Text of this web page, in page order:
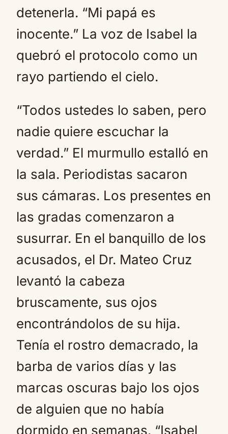
detenerla. “Mi papá es
inocente.” La voz de Isabel la
quebró el protocolo como un
rayo partiendo el cielo.
“Todos ustedes lo saben, pero
nadie quiere escuchar la
verdad.” El murmullo estalló en
la sala. Periodistas sacaron
sus cámaras. Los presentes en
las gradas comenzaron a
susurrar. En el banquillo de los
acusados, el Dr. Mateo Cruz
levantó la cabeza
bruscamente, sus ojos
encontrándolos de su hija.
Tenía el rostro demacrado, la
barba de varios días y las
marcas oscuras bajo los ojos
de alguien que no había
dormido en semanas. “Isabel